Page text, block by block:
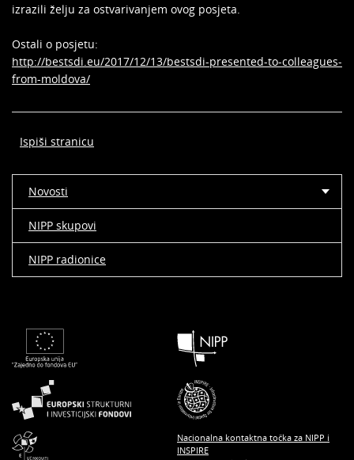
izrazili želju za ostvarivanjem ovog posjeta.
Ostali o posjetu:
http://bestsdi.eu/2017/12/13/bestsdi-presented-to-colleagues-
from-moldova/
Ispiši stranicu
Novosti
NIPP skupovi
NIPP radionice
Nacionalna kontaktna točka za NIPP i
INSPIRE